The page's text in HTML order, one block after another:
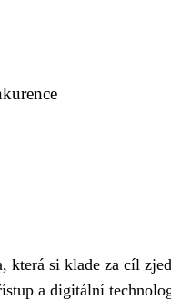
si klade za cíl
a digitální